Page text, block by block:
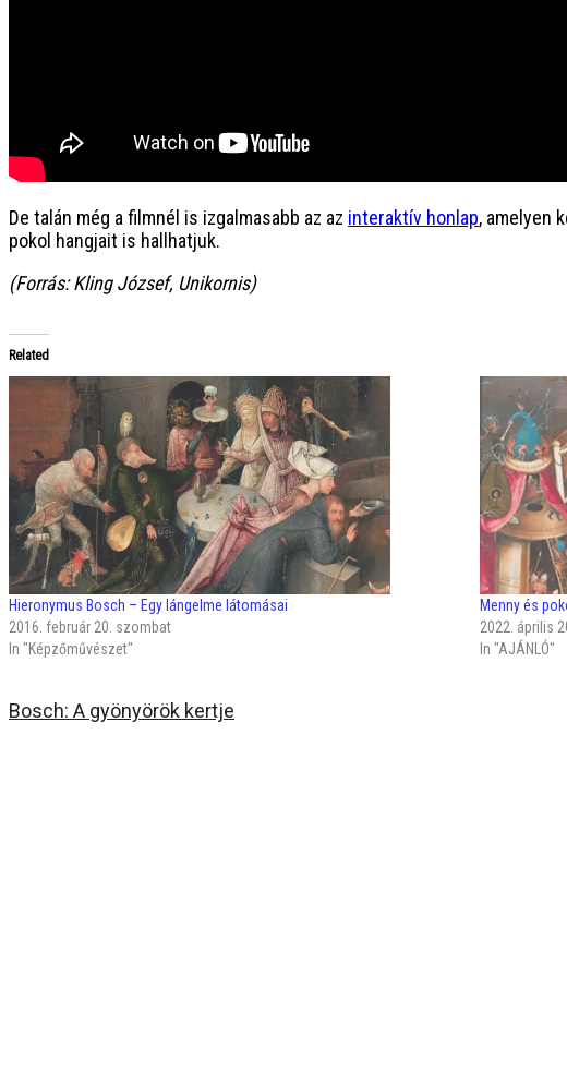
De talán még a filmnél is izgalmasabb az az interaktív honlap, amelyen
pokol hangjait is hallhatjuk.
(Forrás: Kling József, Unikornis)
Related
Hieronymus Bosch – Egy lángelme látomásai
2016. február 20. szombat
In "Képzőművészet"
Menny és
2022. április
In "AJÁNLÓ"
Bosch: A gyönyörök kertje